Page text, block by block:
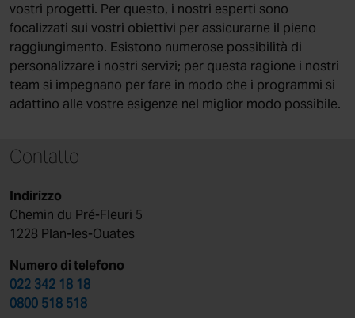
vostri progetti. Per questo, i nostri esperti sono
focalizzati sui vostri obiettivi per assicurarne il pieno
raggiungimento. Esistono numerose possibilità di
personalizzare i nostri servizi; per questa ragione i nostri
team si impegnano per fare in modo che i programmi si
adattino alle vostre esigenze nel miglior modo possibile.
Contatto
Indirizzo
Chemin du Pré-Fleuri 5
1228 Plan-les-Ouates
Numero di telefono
022 342 18 18
0800 518 518